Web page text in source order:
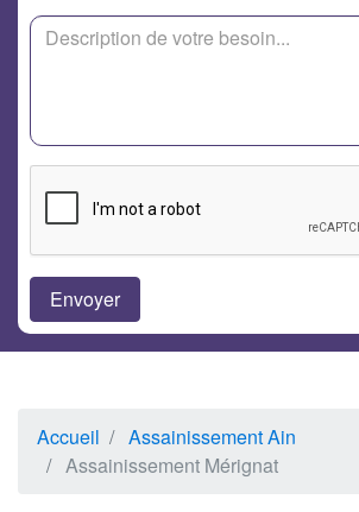
Accueil
Assainissement Ain
Assainissement Mérignat